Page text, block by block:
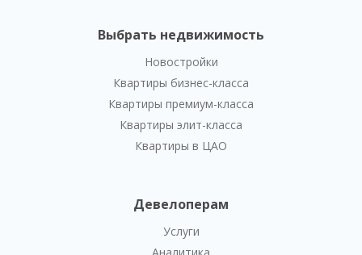
Выбрать недвижимость
Новостройки
Квартиры бизнес-класса
Квартиры премиум-класса
Квартиры элит-класса
Квартиры в ЦАО
Девелоперам
Услуги